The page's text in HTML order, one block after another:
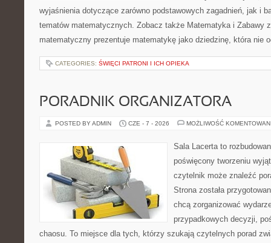
wyjaśnienia dotyczące zarówno podstawowych zagadnień, jak i
tematów matematycznych. Zobacz także Matematyka i Zabawy
matematyczny prezentuje matematykę jako dziedzinę, która nie
CATEGORIES: ŚWIĘCI PATRONI I ICH OPIEKA
PORADNIK ORGANIZATORA
POSTED BY ADMIN CZE - 7 - 2026 MOŻLIWOŚĆ
Sala Lacerta to
poświęcony tworzeniu
czytelnik może znaleźć
Strona została
chcą zorganizować
przypadkowych decyzji,
chaosu. To miejsce dla tych, którzy szukają czytelnych porad